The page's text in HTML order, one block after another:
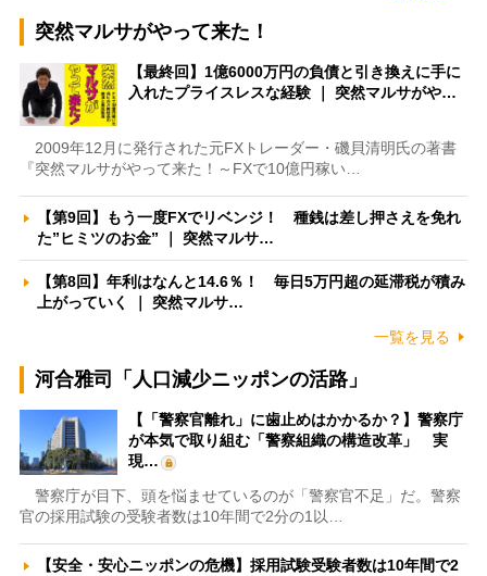
突然マルサがやって来た！
【最終回】1億6000万円の負債と引き換えに手に
入れたプライスレスな経験 ｜ 突然マルサがや…
2009年12月に発行された元FXトレーダー・磯貝清明氏の著書
『突然マルサがやって来た！～FXで10億円稼い…
【第9回】もう一度FXでリベンジ！ 種銭は差し押さえを免れ
た”ヒミツのお金” ｜ 突然マルサ…
【第8回】年利はなんと14.6％！ 毎日5万円超の延滞税が積み
上がっていく ｜ 突然マルサ…
一覧を見る
河合雅司「人口減少ニッポンの活路」
【「警察官離れ」に歯止めはかかるか？】警察庁
が本気で取り組む「警察組織の構造改革」 実
現…
警察庁が目下、頭を悩ませているのが「警察官不足」だ。警察
官の採用試験の受験者数は10年間で2分の1以…
【安全・安心ニッポンの危機】採用試験受験者数は10年間で2